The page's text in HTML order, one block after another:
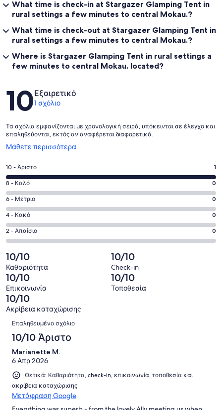
What time is check-in at Stargazer Glamping Tent in
rural settings a few minutes to central Mokau.?
What time is check-out at Stargazer Glamping Tent in
rural settings a few minutes to central Mokau.?
Where is Stargazer Glamping Tent in rural settings a
few minutes to central Mokau. located?
Σχόλια
10Εξαιρετικό
1 σχόλιο
Τα σχόλια εμφανίζονται με χρονολογική σειρά, υπόκεινται σε έλεγχο και
επαληθεύονται, εκτός αν αναφέρεται διαφορετικά.
Μάθετε περισσότερα
Ανοίγει
νέο
παράθυρο
Βαθμολογία
10
-
Άριστο.
1
από
1
σχόλια
πελατών
10 - Άριστο 1
Βαθμολογία
8
-
Καλό.
0
από
σχόλια
πελατών
8 - Καλό 0
Βαθμολογία
6
-
Μέτριο.
0
από
1
σχόλια
πελατών
6 - Μέτριο 0
Βαθμολογία
4
-
0
από
1
σχόλια
πελατών
4 - Κακό 0
Βαθμολογία
2
-
Απαίσιο.
0
από
1
σχόλια
πελατών
2 - Απαίσιο 0
10/10
Καθαριότητα
10/10
Check-in
10/10
Επικοινωνία
10/10
Τοποθεσία
10/10
Ακρίβεια καταχώρισης
Σχόλια
Επαληθευμένο σχόλιο
10/10 Άριστο
Marianette M.
6 Απρ 2026
Θετικά: Καθαριότητα, check-in, επικοινωνία, τοποθεσία και
ακρίβεια καταχώρισης
Μετάφραση Google